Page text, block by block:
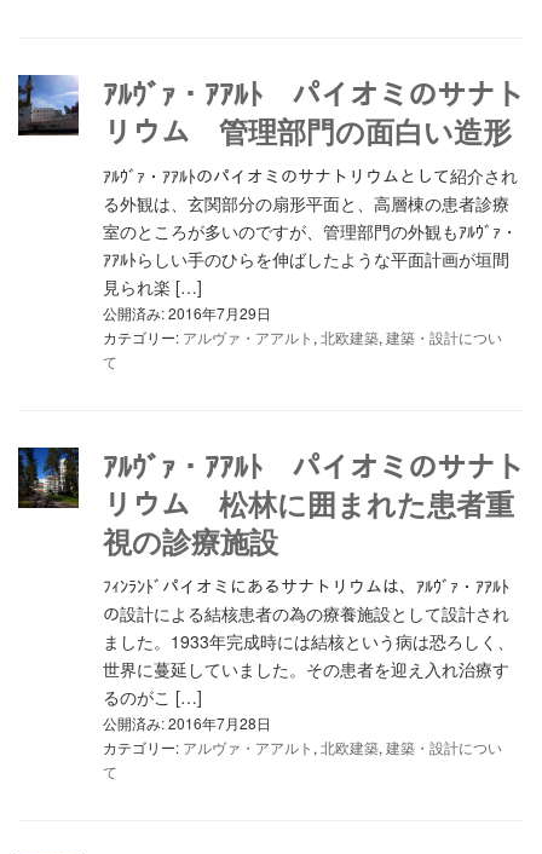
ｱﾙｳﾞｧ・ｱｱﾙﾄ パイオミのサナト
リウム 管理部門の面白い造形
ｱﾙｳﾞｧ・ｱｱﾙﾄのパイオミのサナトリウムとして紹介され
る外観は、玄関部分の扇形平面と、高層棟の患者診療
室のところが多いのですが、管理部門の外観もｱﾙｳﾞｧ・
ｱｱﾙﾄらしい手のひらを伸ばしたような平面計画が垣間
見られ楽 […]
公開済み: 2016年7月29日
カテゴリー: アルヴァ・アアルト , 北欧建築, 建築・設計につい
て
ｱﾙｳﾞｧ・ｱｱﾙﾄ パイオミのサナト
リウム 松林に囲まれた患者重
視の診療施設
ﾌｨﾝﾗﾝﾄﾞパイオミにあるサナトリウムは、ｱﾙｳﾞｧ・ｱｱﾙﾄ
の設計による結核患者の為の療養施設として設計され
ました。1933年完成時には結核という病は恐ろしく、
世界に蔓延していました。その患者を迎え入れ治療す
るのがこ […]
公開済み: 2016年7月28日
カテゴリー: アルヴァ・アアルト , 北欧建築, 建築・設計につい
て